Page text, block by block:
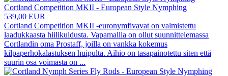
Cortland Competition MKII - European Style Nymphing
539,00 EUR
Cortland Competition MKII -euronymfivavat on valmistettu
laadukkaasta hiilikuidusta. Vapamallia on ollut suunnittelemassa
Cortlandin oma Prostaff, joilla on vankka kokemus
kilpaperhokalastuksen huipulta. Aihio on tasapainotettu siten että
suurin osa voimasta on ...